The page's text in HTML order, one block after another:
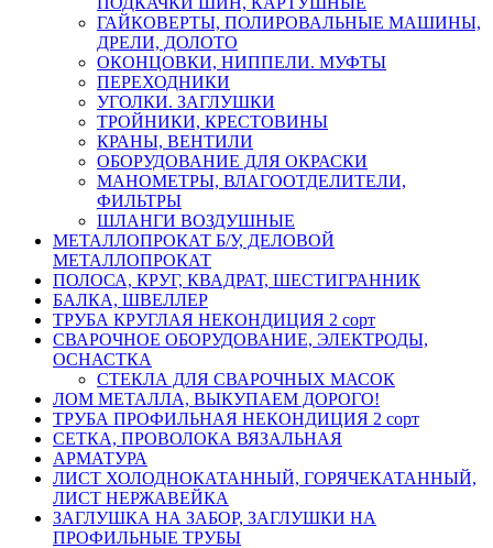
ГАЙКОВЕРТЫ, ПОЛИРОВАЛЬНЫЕ МАШИНЫ,
ДРЕЛИ, ДОЛОТО
ОКОНЦОВКИ, НИППЕЛИ. МУФТЫ
ПЕРЕХОДНИКИ
УГОЛКИ. ЗАГЛУШКИ
ТРОЙНИКИ, КРЕСТОВИНЫ
КРАНЫ, ВЕНТИЛИ
ОБОРУДОВАНИЕ ДЛЯ ОКРАСКИ
МАНОМЕТРЫ, ВЛАГООТДЕЛИТЕЛИ,
ФИЛЬТРЫ
ШЛАНГИ ВОЗДУШНЫЕ
МЕТАЛЛОПРОКАТ Б/У, ДЕЛОВОЙ
МЕТАЛЛОПРОКАТ
ПОЛОСА, КРУГ, КВАДРАТ, ШЕСТИГРАННИК
БАЛКА, ШВЕЛЛЕР
ТРУБА КРУГЛАЯ НЕКОНДИЦИЯ 2 сорт
СВАРОЧНОЕ ОБОРУДОВАНИЕ, ЭЛЕКТРОДЫ,
ОСНАСТКА
СТЕКЛА ДЛЯ СВАРОЧНЫХ МАСОК
ЛОМ МЕТАЛЛА, ВЫКУПАЕМ ДОРОГО!
ТРУБА ПРОФИЛЬНАЯ НЕКОНДИЦИЯ 2 сорт
СЕТКА, ПРОВОЛОКА ВЯЗАЛЬНАЯ
АРМАТУРА
ЛИСТ ХОЛОДНОКАТАННЫЙ, ГОРЯЧЕКАТАННЫЙ,
ЛИСТ НЕРЖАВЕЙКА
ЗАГЛУШКА НА ЗАБОР, ЗАГЛУШКИ НА
ПРОФИЛЬНЫЕ ТРУБЫ